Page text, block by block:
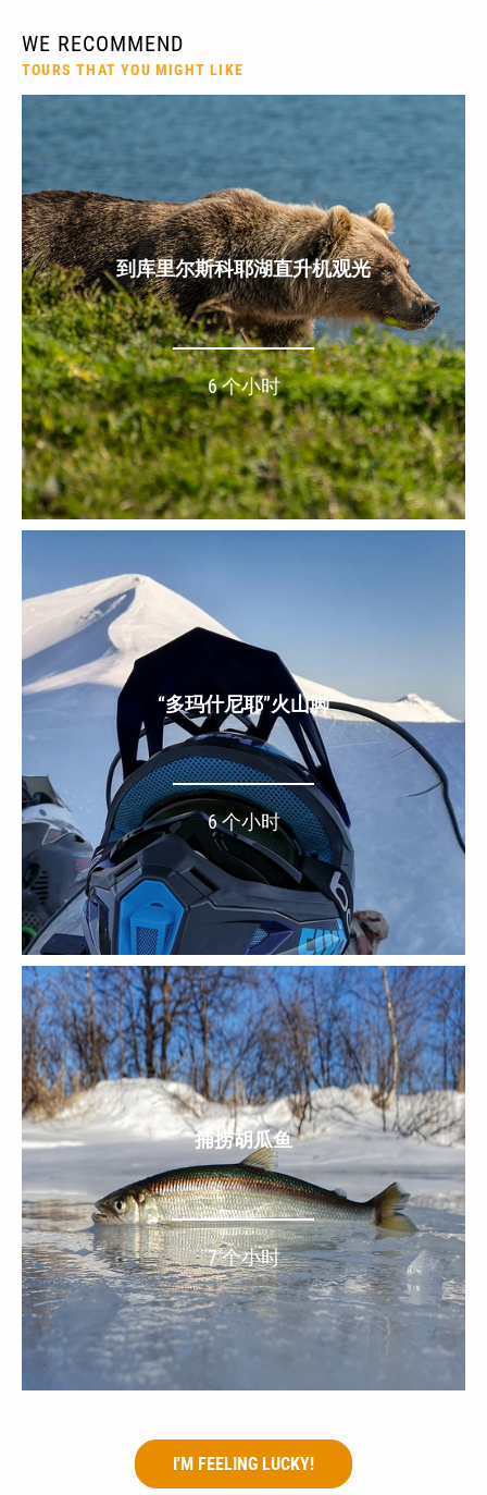
WE RECOMMEND
TOURS THAT YOU MIGHT LIKE
到库里尔斯科耶湖直升机观光
6 个小时
“多玛什尼耶”火山脚
6 个小时
捕捞胡瓜鱼
7 个小时
I'M FEELING LUCKY!